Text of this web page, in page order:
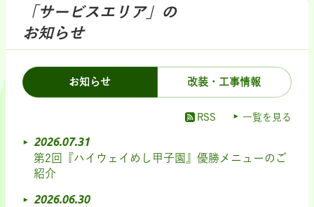
「サービスエリア」の
お知らせ
お知らせ 改装・工事情報
RSS 一覧を見る
2026.07.31
第2回『ハイウェイめし甲子園』優勝メニューのご
紹介
2026.06.30